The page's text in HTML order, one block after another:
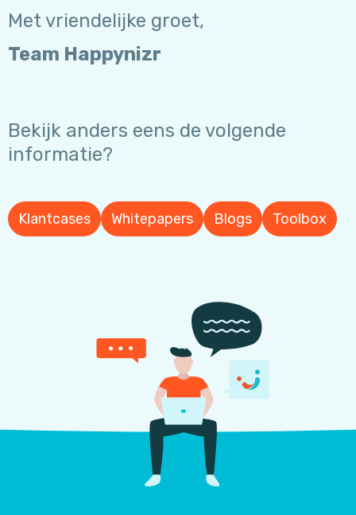
Met vriendelijke groet,
Team Happynizr
Bekijk anders eens de volgende
informatie?
Klantcases Whitepapers Blogs Toolbox